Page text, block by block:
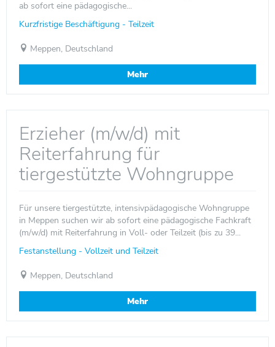
ab sofort eine pädagogische...
Kurzfristige Beschäftigung - Teilzeit
Meppen, Deutschland
Mehr
Erzieher (m/w/d) mit
Reiterfahrung für
tiergestützte Wohngruppe
Für unsere tiergestützte, intensivpädagogische Wohngruppe
in Meppen suchen wir ab sofort eine pädagogische Fachkraft
(m/w/d) mit Reiterfahrung in Voll- oder Teilzeit (bis zu 39...
Festanstellung - Vollzeit und Teilzeit
Meppen, Deutschland
Mehr